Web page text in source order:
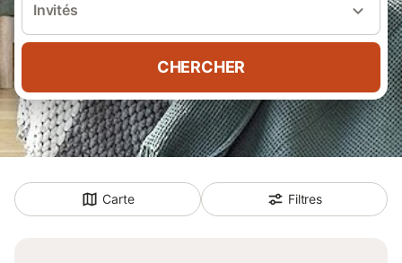
Invités
CHERCHER
Carte Filtres